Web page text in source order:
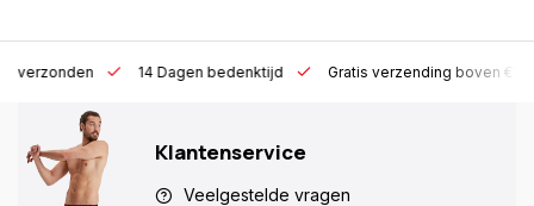
h verzonden 14 Dagen bedenktijd Gratis verzending boven
Klantenservice
Veelgestelde vragen